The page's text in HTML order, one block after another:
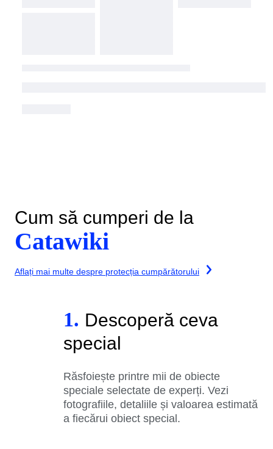
Cum să cumperi de la
Catawiki
Aflați mai multe despre protecția cumpărătorului
1. Descoperă ceva
special
Răsfoiește printre mii de obiecte
speciale selectate de experți. Vezi
fotografiile, detaliile și valoarea estimată
a fiecărui obiect special.